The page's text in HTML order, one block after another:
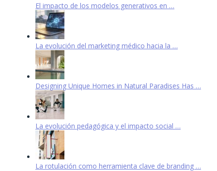
El impacto de los modelos generativos en …
La evolución del marketing médico hacia la …
Designing Unique Homes in Natural Paradises Has …
La evolución pedagógica y el impacto social …
La rotulación como herramienta clave de branding …